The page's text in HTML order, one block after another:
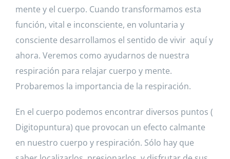
mente y el cuerpo. Cuando transformamos esta
función, vital e inconsciente, en voluntaria y
consciente desarrollamos el sentido de vivir aquí y
ahora. Veremos como ayudarnos de nuestra
respiración para relajar cuerpo y mente.
Probaremos la importancia de la respiración.
En el cuerpo podemos encontrar diversos puntos (
Digitopuntura) que provocan un efecto calmante
en nuestro cuerpo y respiración. Sólo hay que